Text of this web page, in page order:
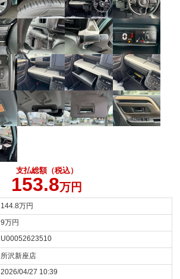
支払総額（税込）
153.8万円
144.8万円
9万円
U00052623510
所沢新座店
2026/04/27 10:39